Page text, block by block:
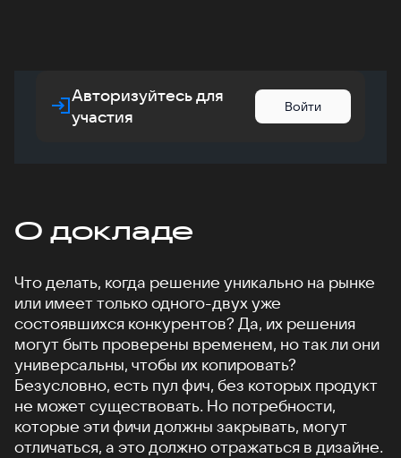
Авторизуйтесь для
участия
Войти
О докладе
Что делать, когда решение уникально на рынке
или имеет только одного-двух уже
состоявшихся конкурентов? Да, их решения
могут быть проверены временем, но так ли они
универсальны, чтобы их копировать?
Безусловно, есть пул фич, без которых продукт
не может существовать. Но потребности,
которые эти фичи должны закрывать, могут
отличаться, а это должно отражаться в дизайне.